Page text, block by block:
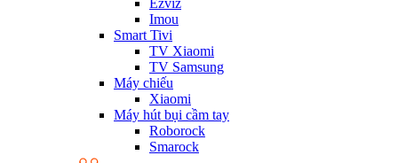
Ezviz
Imou
Smart Tivi
TV Xiaomi
TV Samsung
Máy chiếu
Xiaomi
Máy hút bụi cầm tay
Roborock
Smarock